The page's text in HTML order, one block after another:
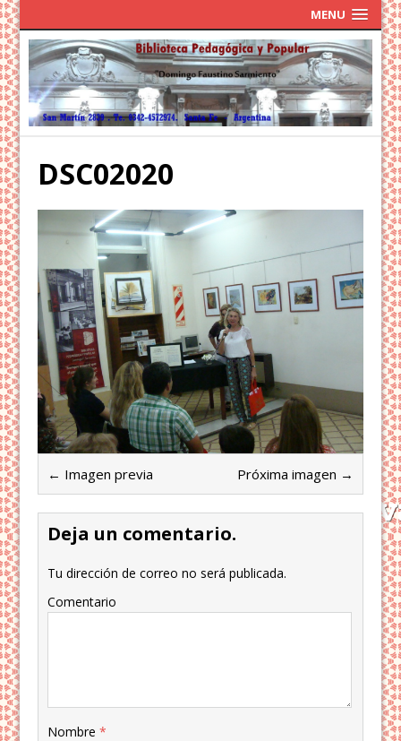
MENU
DSC02020
← Imagen previa Próxima imagen →
Deja un comentario.
Tu dirección de correo no será publicada.
Comentario
Nombre*